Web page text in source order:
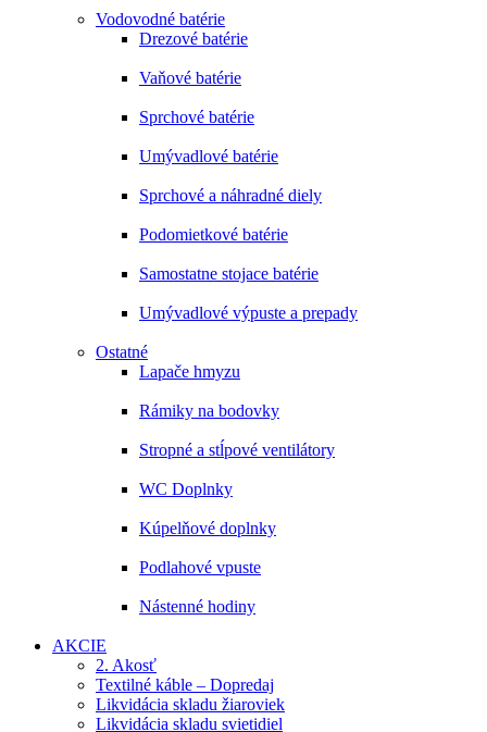
Vodovodné batérie
Drezové batérie
Vaňové batérie
Sprchové batérie
Umývadlové batérie
Sprchové a náhradné diely
Podomietkové batérie
Samostatne stojace batérie
Umývadlové výpuste a prepady
Ostatné
Lapače hmyzu
Rámiky na bodovky
Stropné a stĺpové ventilátory
WC Doplnky
Kúpelňové doplnky
Podlahové vpuste
Nástenné hodiny
AKCIE
2. Akosť
Textilné káble – Dopredaj
Likvidácia skladu žiaroviek
Likvidácia skladu svietidiel